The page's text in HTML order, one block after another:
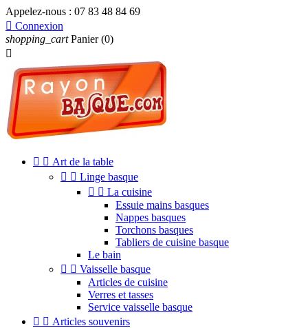
Appelez-nous : 07 83 48 84 69
 Connexion
shopping_cart Panier (0)

  Art de la table
  Linge basque
  La cuisine
Essuie mains basques
Nappes basques
Torchons basques
Tabliers de cuisine basque
Le bain
  Vaisselle basque
Articles de cuisine
Verres et tasses
Service vaisselle basque
  Articles souvenirs